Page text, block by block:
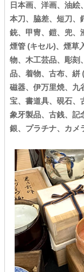
日本画、洋画、油絵
本刀、脇差、短刀、
銃、甲冑、鎧、兜、
煙管 (キセル)、煙草
物、木工芸品、彫刻
品、着物、古布、絣
磁器、伊万里焼、九
宝、書道具、硯石、
象牙製品、古銭、記
銀、プラチナ、カメ